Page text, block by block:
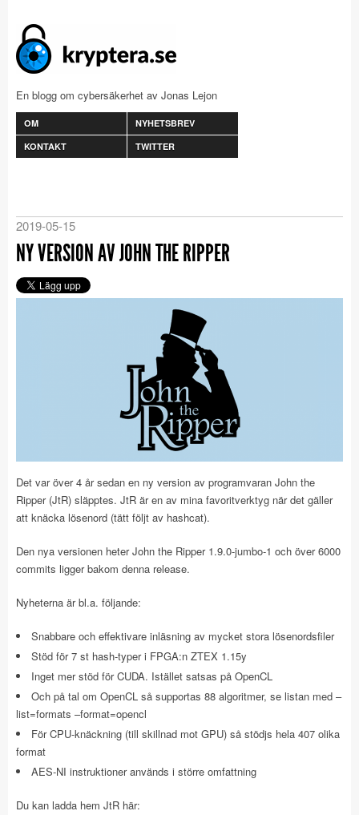
En blogg om cybersäkerhet av Jonas Lejon
OM
NYHETSBREV
KONTAKT
TWITTER
2019-05-15
NY VERSION AV JOHN THE RIPPER
Det var över 4 år sedan en ny version av programvaran John the
Ripper (JtR) släpptes. JtR är en av mina favoritverktyg när det gäller
att knäcka lösenord (tätt följt av hashcat).
Den nya versionen heter John the Ripper 1.9.0-jumbo-1 och över 6000
commits ligger bakom denna release.
Nyheterna är bl.a. följande:
Snabbare och effektivare inläsning av mycket stora lösenordsfiler
Stöd för 7 st hash-typer i FPGA:n ZTEX 1.15y
Inget mer stöd för CUDA. Istället satsas på OpenCL
Och på tal om OpenCL så supportas 88 algoritmer, se listan med –
list=formats –format=opencl
För CPU-knäckning (till skillnad mot GPU) så stödjs hela 407 olika
format
AES-NI instruktioner används i större omfattning
Du kan ladda hem JtR här: